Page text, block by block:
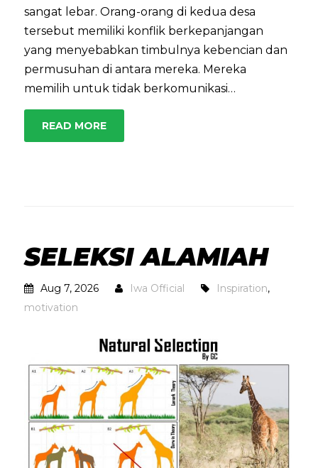
sangat lebar. Orang-orang di kedua desa
tersebut memiliki konflik berkepanjangan
yang menyebabkan timbulnya kebencian dan
permusuhan di antara mereka. Mereka
memilih untuk tidak berkomunikasi…
READ MORE
SELEKSI ALAMIAH
Aug 7, 2026 Iwa Official Inspiration,
motivation